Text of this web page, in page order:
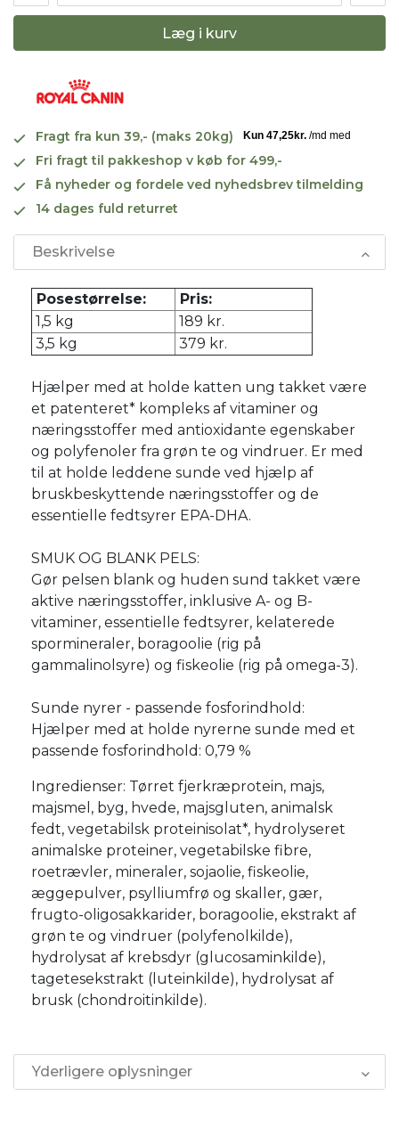
Læg i kurv
Fragt fra kun 39,- (maks 20kg)
Fri fragt til pakkeshop v køb for 499,-
Få nyheder og fordele ved nyhedsbrev tilmelding
14 dages fuld returret
Beskrivelse
Posestørrelse:
Pris:
1,5 kg
189 kr.
3,5 kg
379 kr.
Hjælper med at holde katten ung takket være
et patenteret* kompleks af vitaminer og
næringsstoffer med antioxidante egenskaber
og polyfenoler fra grøn te og vindruer. Er med
til at holde leddene sunde ved hjælp af
bruskbeskyttende næringsstoffer og de
essentielle fedtsyrer EPA-DHA.
SMUK OG BLANK PELS:
Gør pelsen blank og huden sund takket være
aktive næringsstoffer, inklusive A- og B-
vitaminer, essentielle fedtsyrer, kelaterede
spormineraler, boragoolie (rig på
gammalinolsyre) og fiskeolie (rig på omega-3).
Sunde nyrer - passende fosforindhold:
Hjælper med at holde nyrerne sunde med et
passende fosforindhold: 0,79 %
Ingredienser: Tørret fjerkræprotein, majs,
majsmel, byg, hvede, majsgluten, animalsk
fedt, vegetabilsk proteinisolat*, hydrolyseret
animalske proteiner, vegetabilske fibre,
roetrævler, mineraler, sojaolie, fiskeolie,
æggepulver, psylliumfrø og skaller, gær,
frugto-oligosakkarider, boragoolie, ekstrakt af
grøn te og vindruer (polyfenolkilde),
hydrolysat af krebsdyr (glucosaminkilde),
tagetesekstrakt (luteinkilde), hydrolysat af
brusk (chondroitinkilde).
Yderligere oplysninger